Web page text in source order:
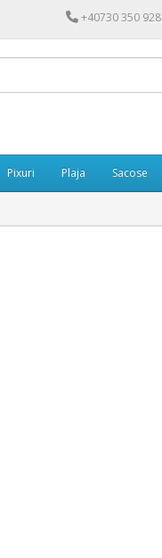
+40730 350 928
Pixuri Plaja Sacose